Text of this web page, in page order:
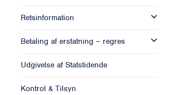
Retsinformation
Betaling af erstatning – regres
Udgivelse af Statstidende
Kontrol & Tilsyn